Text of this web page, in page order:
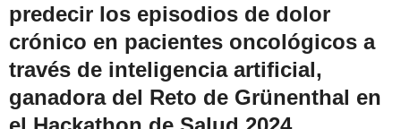
predecir los episodios de dolor
crónico en pacientes oncológicos a
través de inteligencia artificial,
ganadora del Reto de Grünenthal en